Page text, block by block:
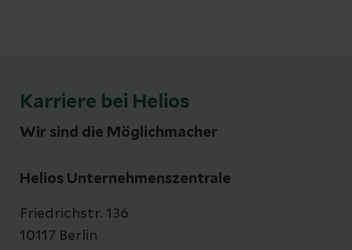
Karriere bei Helios
Wir sind die Möglichmacher
Helios Unternehmenszentrale
Friedrichstr. 136
10117 Berlin